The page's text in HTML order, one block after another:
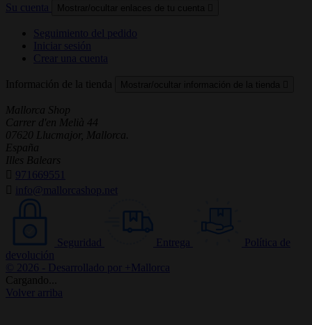
Su cuenta
Seguimiento del pedido
Iniciar sesión
Crear una cuenta
Información de la tienda
Mallorca Shop
Carrer d'en Melià 44
07620 Llucmajor, Mallorca.
España
Illes Balears
971669551
info@mallorcashop.net
Seguridad Entrega
Política de
devolución
© 2026 - Desarrollado por +Mallorca
Cargando...
Volver arriba